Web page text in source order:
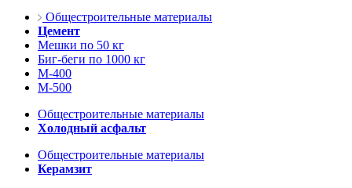
Общестроительные материалы
Цемент
Мешки по 50 кг
Биг-беги по 1000 кг
М-400
М-500
Общестроительные материалы
Холодный асфальт
Общестроительные материалы
Керамзит